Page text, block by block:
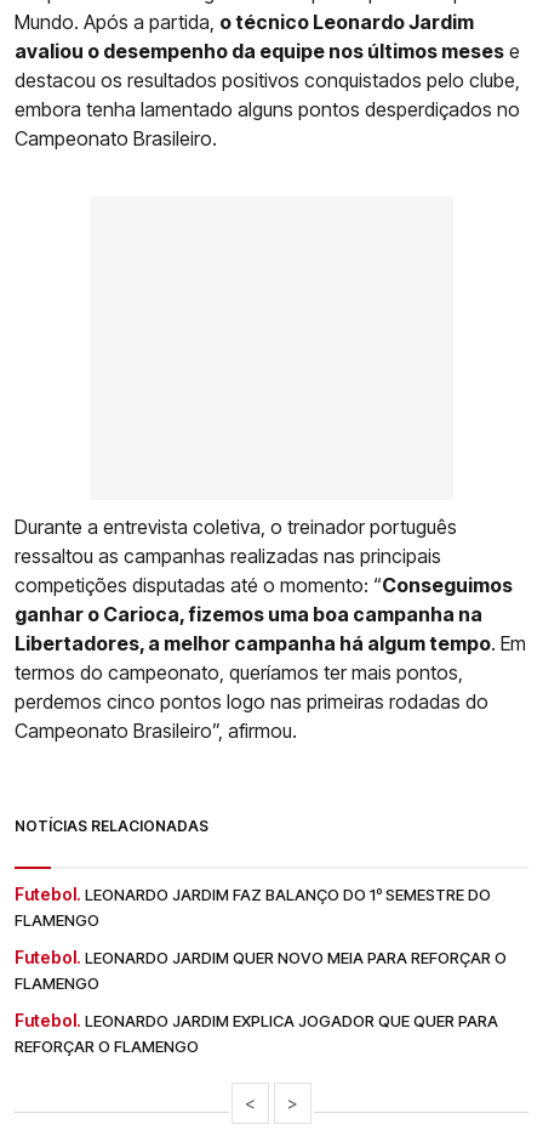
Mundo. Após a partida, o técnico Leonardo Jardim
avaliou o desempenho da equipe nos últimos meses e
destacou os resultados positivos conquistados pelo clube,
embora tenha lamentado alguns pontos desperdiçados no
Campeonato Brasileiro.
Durante a entrevista coletiva, o treinador português
ressaltou as campanhas realizadas nas principais
competições disputadas até o momento: “Conseguimos
ganhar o Carioca, fizemos uma boa campanha na
Libertadores, a melhor campanha há algum tempo. Em
termos do campeonato, queríamos ter mais pontos,
perdemos cinco pontos logo nas primeiras rodadas do
Campeonato Brasileiro”, afirmou.
NOTÍCIAS RELACIONADAS
Futebol. LEONARDO JARDIM FAZ BALANÇO DO 1º SEMESTRE DO
FLAMENGO
Futebol. LEONARDO JARDIM QUER NOVO MEIA PARA REFORÇAR O
FLAMENGO
Futebol. LEONARDO JARDIM EXPLICA JOGADOR QUE QUER PARA
REFORÇAR O FLAMENGO
< >